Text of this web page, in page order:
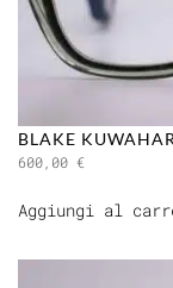
BLAKE
600,00 €
Aggiungi al